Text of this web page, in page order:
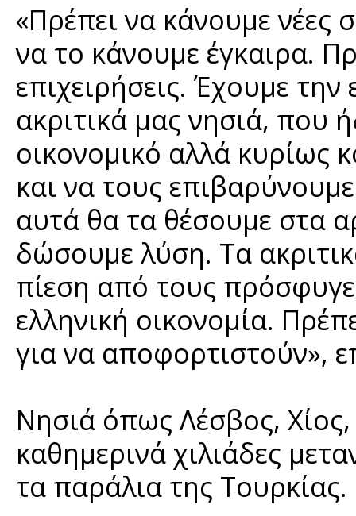
«Πρέπει να κάνουμε
να το κάνουμε έγκαιρα.
επιχειρήσεις. Έχουμε
ακριτικά μας νησιά, που
οικονομικό αλλά κυρίως
και να τους
αυτά θα τα θέσουμε στα
δώσουμε λύση. Τα
πίεση από τους
ελληνική οικονομία.
για να αποφορτιστούν»,
Νησιά όπως Λέσβος,
καθημερινά χιλιάδες
τα παράλια της Τουρκίας.